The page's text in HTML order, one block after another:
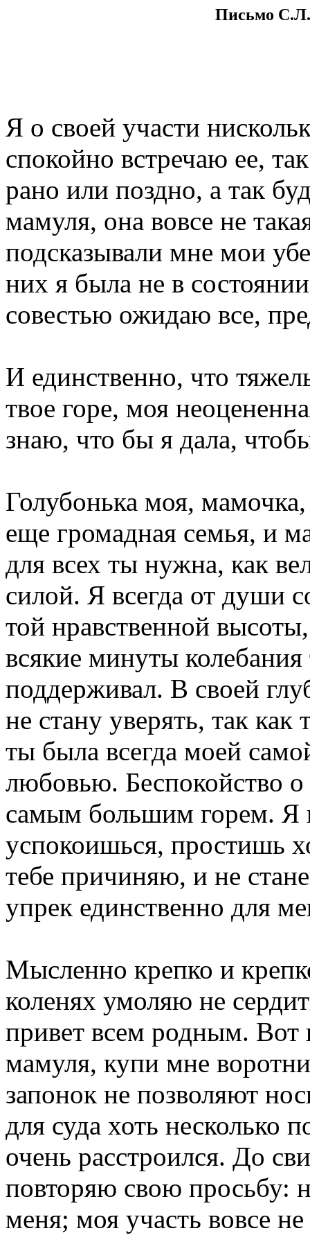
Письмо
Я о своей участи
спокойно встречаю ее,
рано или поздно, а так
мамуля, она вовсе не
подсказывали мне мои
них я была не в
совестью ожидаю все,
И единственно, что
твое горе, моя
знаю, что бы я дала,
Голубонька моя,
еще громадная семья, и
для всех ты нужна, как
силой. Я всегда от души
той нравственной
всякие минуты колебания
поддерживал. В своей
не стану уверять, так как
ты была всегда моей
любовью. Беспокойство о
самым большим горем. Я
успокоишься, простишь
тебе причиняю, и не
упрек единственно для
Мысленно крепко и
коленях умоляю не
привет всем родным. Вот
мамуля, купи мне
запонок не позволяют
для суда хоть несколько
очень расстроился. До
повторяю свою просьбу:
меня; моя участь вовсе не